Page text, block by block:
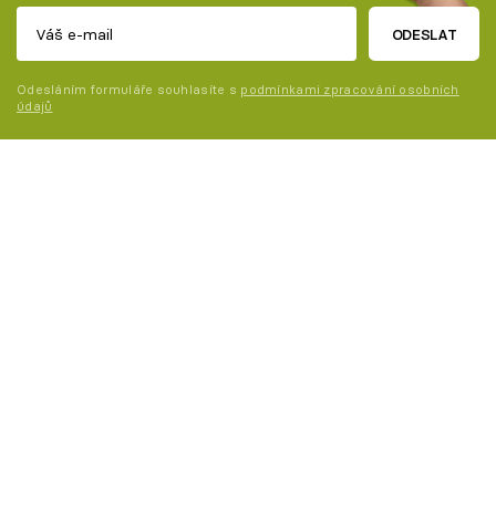
ODESLAT
Odesláním formuláře souhlasíte s podmínkami zpracování osobních
údajů